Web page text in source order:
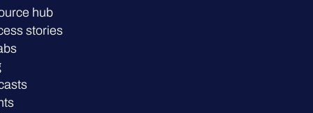
hub
stories